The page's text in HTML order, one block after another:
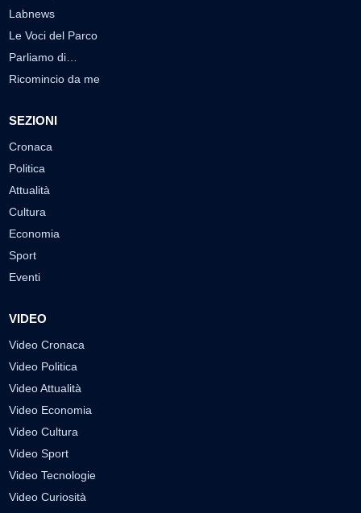
Labnews
Le Voci del Parco
Parliamo di…
Ricomincio da me
SEZIONI
Cronaca
Politica
Attualità
Cultura
Economia
Sport
Eventi
VIDEO
Video Cronaca
Video Politica
Video Attualità
Video Economia
Video Cultura
Video Sport
Video Tecnologie
Video Curiosità